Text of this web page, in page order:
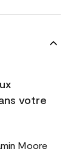
votre
Moore